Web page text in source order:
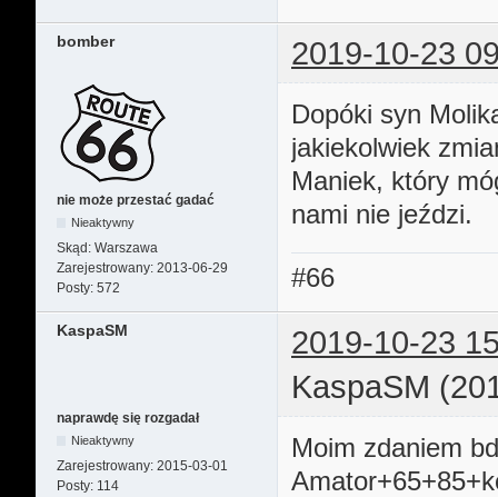
bomber 2019-10-23
nie może przestać gadać
Nieaktywny
Skąd: Warszawa
Zarejestrowany: 2013-06-29
Posty: 572
Dopóki syn
jakiekolwiek
Maniek, który
nami nie jeździ.
#66
KaspaSM
2019-10-23
KaspaSM
naprawdę się rozgadał
Nieaktywny
Zarejestrowany: 2015-03-01
Posty: 114
Moim zdaniem